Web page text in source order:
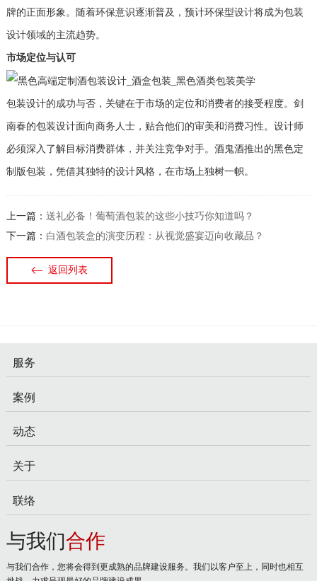
牌的正面形象。随着环保意识逐渐普及，预计环保型设计将成为包装
设计领域的主流趋势。
市场定位与认可
包装设计的成功与否，关键在于市场的定位和消费者的接受程度。剑
南春的包装设计面向商务人士，贴合他们的审美和消费习性。设计师
必须深入了解目标消费群体，并关注竞争对手。酒鬼酒推出的黑色定
制版包装，凭借其独特的设计风格，在市场上独树一帜。
上一篇： 送礼必备！葡萄酒包装的这些小技巧你知道吗？
下一篇： 白酒包装盒的演变历程：从视觉盛宴迈向收藏品？
返回列表
服务
案例
动态
关于
联络
与我们合作
与我们合作，您将会得到更成熟的品牌建设服务。我们以客户至上，同时也相互